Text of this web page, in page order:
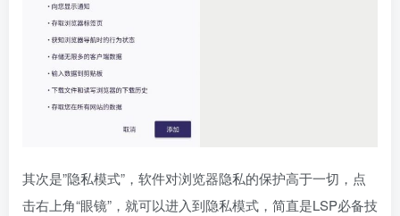
其次是”隐私模式”，软件对浏览器隐私的保护高于一切，点
击右上角“眼镜”，就可以进入到隐私模式，简直是LSP必备技